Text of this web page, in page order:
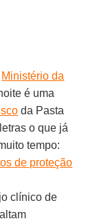
Ministério da
é uma
da Pasta
o que já
tempo:
de proteção
clínico de